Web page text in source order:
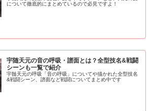
について徹底的にまとめているので必見ですよ！
宇随天元の音の呼吸・譜面とは？全型技名&戦闘
シーンも一覧で紹介
宇髄天元の呼吸「音の呼吸」についてや描かれた全型技名
&戦闘シーン、譜面など戦闘についてまとめ中です